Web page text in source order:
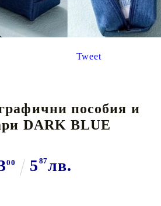
Tweet
пособия и
DARK BLUE
00 5 87лв.